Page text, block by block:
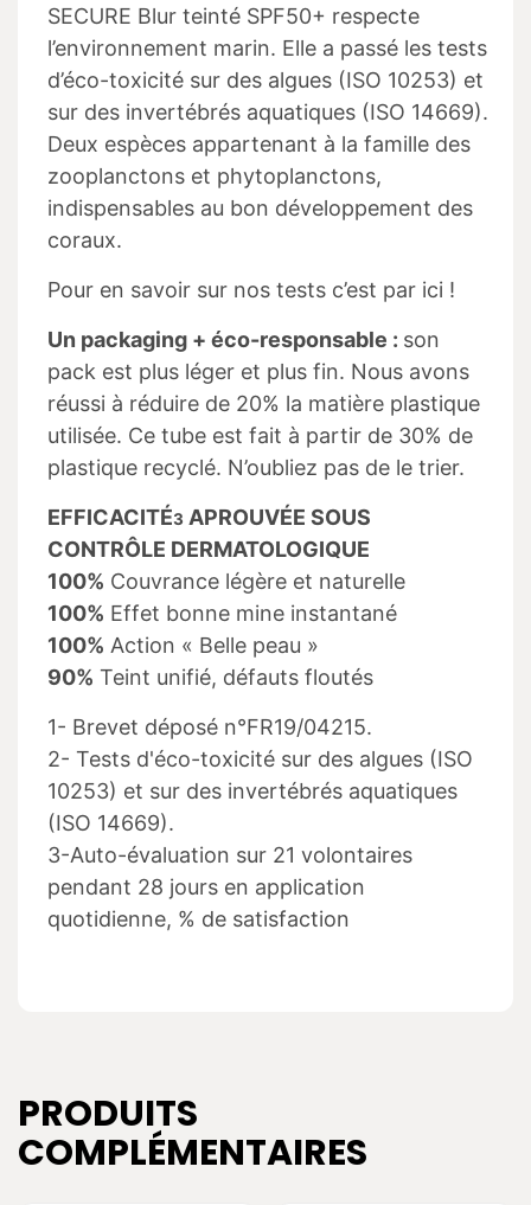
SECURE Blur teinté SPF50+ respecte
l’environnement marin. Elle a passé les tests
d’éco-toxicité sur des algues (ISO 10253) et
sur des invertébrés aquatiques (ISO 14669).
Deux espèces appartenant à la famille des
zooplanctons et phytoplanctons,
indispensables au bon développement des
coraux.
Pour en savoir sur nos tests c’est par ici !
Un packaging + éco-responsable : son
pack est plus léger et plus fin. Nous avons
réussi à réduire de 20% la matière plastique
utilisée. Ce tube est fait à partir de 30% de
plastique recyclé. N’oubliez pas de le trier.
EFFICACITÉ3 APROUVÉE SOUS
CONTRÔLE DERMATOLOGIQUE
100% Couvrance légère et naturelle
100% Effet bonne mine instantané
100% Action « Belle peau »
90% Teint unifié, défauts floutés
1- Brevet déposé n°FR19/04215.
2- Tests d'éco-toxicité sur des algues (ISO
10253) et sur des invertébrés aquatiques
(ISO 14669).
3-Auto-évaluation sur 21 volontaires
pendant 28 jours en application
quotidienne, % de satisfaction
PRODUITS
COMPLÉMENTAIRES